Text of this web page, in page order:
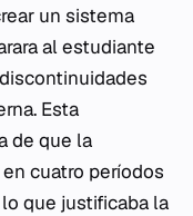
un sistema
al estudiante
Esta
de que la
cuatro períodos
que justificaba la